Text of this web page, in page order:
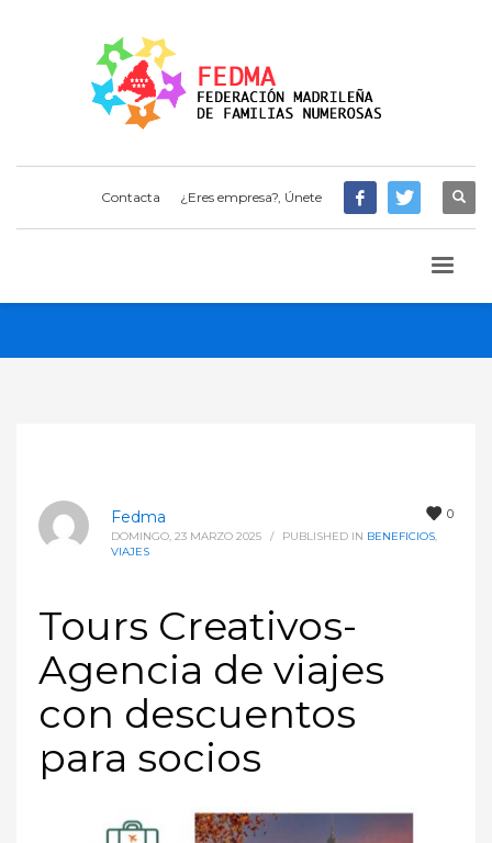
Contacta ¿Eres empresa?, Únete
0
Fedma
DOMINGO, 23 MARZO 2025 / PUBLISHED IN BENEFICIOS
VIAJES
Tours Creativos-
Agencia de viajes
con descuentos
para socios